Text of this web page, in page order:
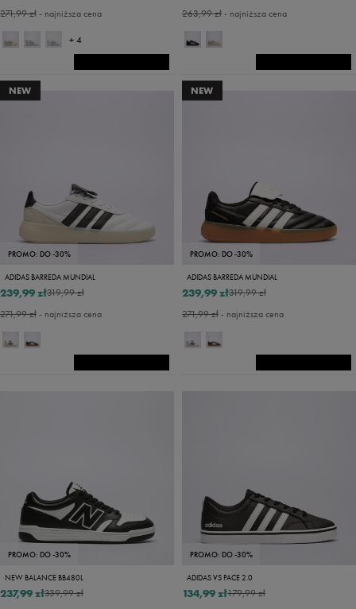
271,99 zł- najniższa cena
+ 4
263,99 zł- najniższa cena
NEW
PROMO: DO -30%
ADIDAS BARREDA MUNDIAL
319,99 zł
239,99 zł
271,99 zł- najniższa cena
NEW
PROMO: DO -30%
ADIDAS BARREDA MUNDIAL
319,99 zł
239,99 zł
271,99 zł- najniższa cena
PROMO: DO -30%
NEW BALANCE BB480L
339,99 zł
237,99 zł
PROMO: DO -30%
ADIDAS VS PACE 2.0
179,99 zł
134,99 zł